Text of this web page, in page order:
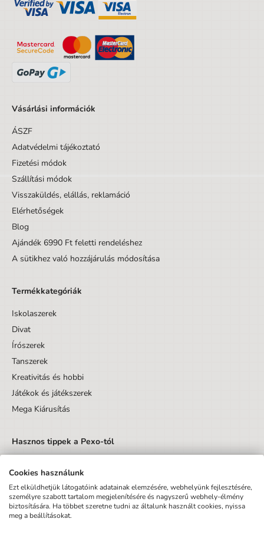
Kortól
Készlet/Szett/Csomag
Dizájnos tétel
Vásárlási információk
ÁSZF
Adatvédelmi tájékoztató
Fizetési módok
Szállítási módok
Visszaküldés, elállás, reklamáció
Elérhetőségek
Blog
Ajándék 6990 Ft feletti rendeléshez
A sütikhez való hozzájárulás módosítása
Termékkategóriák
Iskolaszerek
Divat
Írószerek
Tanszerek
Kreativitás és hobbi
Játékok és játékszerek
Mega Kiárusítás
Hasznos tippek a Pexo-tól
Küldés
Cookies használunk
Ezt elküldhetjük látogatóink adatainak elemzésére, webhelyünk fejlesztésére,
személyre szabott tartalom megjelenítésére és nagyszerű webhely-élmény
biztosítására. Ha többet szeretne tudni az általunk használt cookies, nyissa
meg a beállításokat.